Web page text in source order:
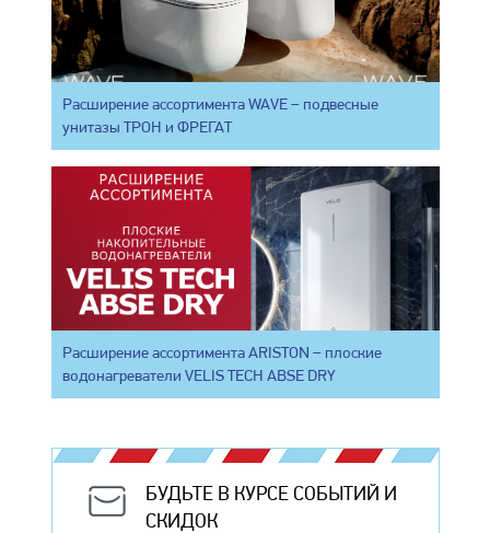
Расширение ассортимента WAVE – подвесные
унитазы ТРОН и ФРЕГАТ
Расширение ассортимента ARISTON – плоские
водонагреватели VELIS TECH ABSE DRY
БУДЬТЕ В КУРСЕ СОБЫТИЙ И
СКИДОК